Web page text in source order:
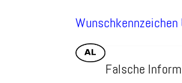
Falsche